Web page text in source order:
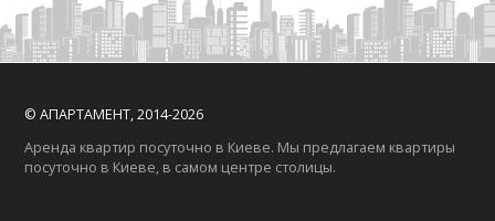
© АПАРТАМЕНТ, 2014-2026
Аренда квартир посуточно в Киеве. Мы предлагаем квартиры
посуточно в Киеве, в самом центре столицы.